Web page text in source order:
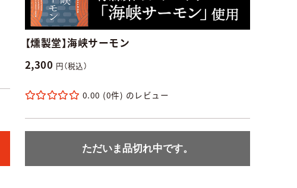
【燻製堂】海峡サーモン
2,300 円（税込）
0.00 (0件)
ただいま品切れ中です。